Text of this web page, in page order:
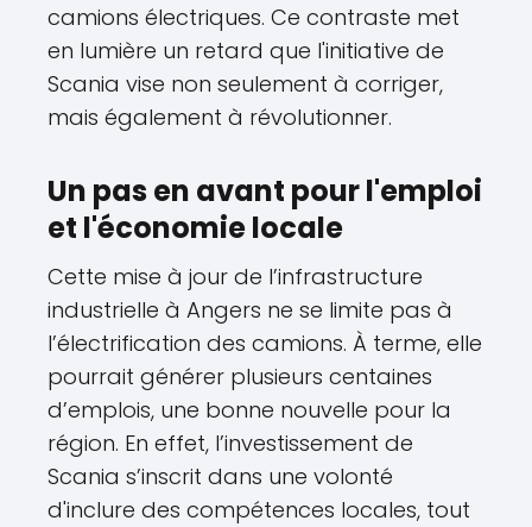
camions électriques. Ce contraste met
en lumière un retard que l'initiative de
Scania vise non seulement à corriger,
mais également à révolutionner.
Un pas en avant pour l'emploi
et l'économie locale
Cette mise à jour de l’infrastructure
industrielle à Angers ne se limite pas à
l’électrification des camions. À terme, elle
pourrait générer plusieurs centaines
d’emplois, une bonne nouvelle pour la
région. En effet, l’investissement de
Scania s’inscrit dans une volonté
d'inclure des compétences locales, tout